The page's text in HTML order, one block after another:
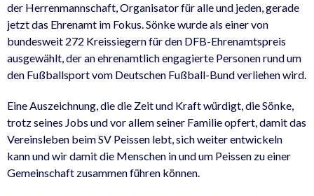
der Herrenmannschaft, Organisator für alle und jeden, gerade
jetzt das Ehrenamt im Fokus. Sönke wurde als einer von
bundesweit 272 Kreissiegern für den DFB-Ehrenamtspreis
ausgewählt, der an ehrenamtlich engagierte Personen rund um
den Fußballsport vom Deutschen Fußball-Bund verliehen wird.
Eine Auszeichnung, die die Zeit und Kraft würdigt, die Sönke,
trotz seines Jobs und vor allem seiner Familie opfert, damit das
Vereinsleben beim SV Peissen lebt, sich weiter entwickeln
kann und wir damit die Menschen in und um Peissen zu einer
Gemeinschaft zusammen führen können.